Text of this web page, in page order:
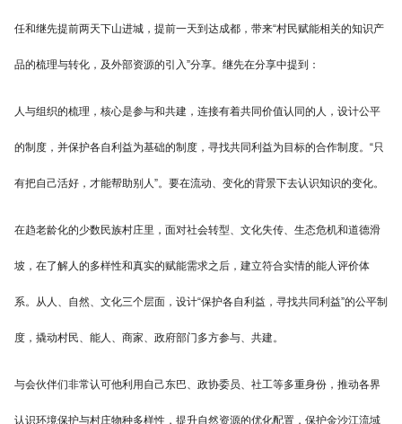
任和继先提前两天下山进城，提前一天到达成都，带来“村民赋能相关的知识产
品的梳理与转化，及外部资源的引入”分享。继先在分享中提到：
人与组织的梳理，核心是参与和共建，连接有着共同价值认同的人，设计公平
的制度，并保护各自利益为基础的制度，寻找共同利益为目标的合作制度。“只
有把自己活好，才能帮助别人”。要在流动、变化的背景下去认识知识的变化。
在趋老龄化的少数民族村庄里，面对社会转型、文化失传、生态危机和道德滑
坡，在了解人的多样性和真实的赋能需求之后，建立符合实情的能人评价体
系。从人、自然、文化三个层面，设计“保护各自利益，寻找共同利益”的公平制
度，撬动村民、能人、商家、政府部门多方参与、共建。
与会伙伴们非常认可他利用自己东巴、政协委员、社工等多重身份，推动各界
认识环境保护与村庄物种多样性，提升自然资源的优化配置，保护金沙江流域